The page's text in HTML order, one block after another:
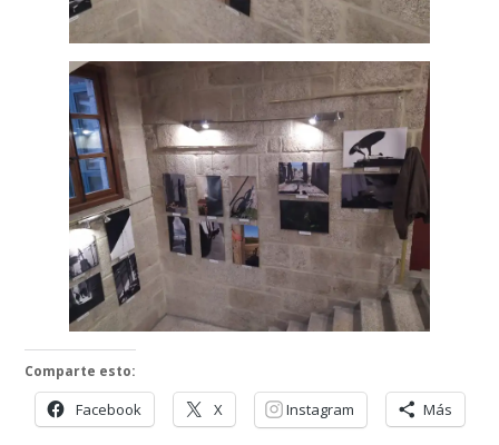
Comparte esto:
Facebook X Instagram Más